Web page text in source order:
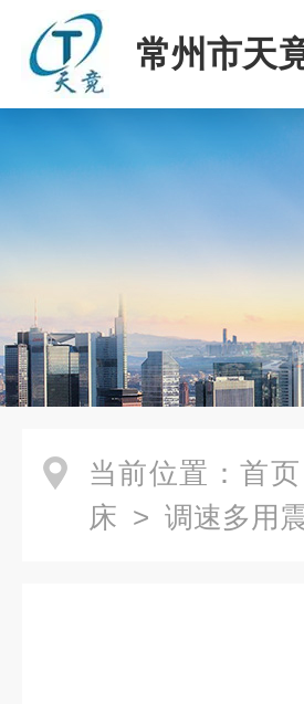
常州市天
当前位置： 首页
床 > 调速多用